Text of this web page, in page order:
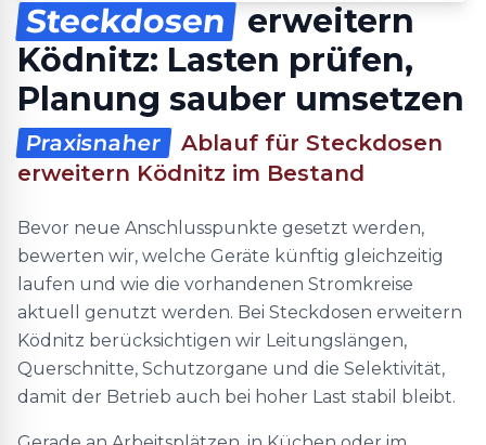
Steckdosen
erweitern
Ködnitz: Lasten prüfen,
Planung sauber umsetzen
Praxisnaher
Ablauf für Steckdosen
erweitern Ködnitz im Bestand
Bevor neue Anschlusspunkte gesetzt werden,
bewerten wir, welche Geräte künftig gleichzeitig
laufen und wie die vorhandenen Stromkreise
aktuell genutzt werden. Bei Steckdosen erweitern
Ködnitz berücksichtigen wir Leitungslängen,
Querschnitte, Schutzorgane und die Selektivität,
damit der Betrieb auch bei hoher Last stabil bleibt.